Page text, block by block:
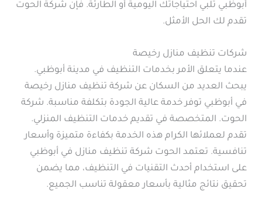
أبوظبي تلبي احتياجاتك اليومية أو الطارئة. فإن شركة الحوت
تقدم لك الحل الأمثل.
شركات تنظيف منازل رخيصة
عندما يتعلق الأمر بخدمات التنظيف في مدينة أبوظبي.
يبحث العديد من السكان عن شركة تنظيف منازل رخيصة
في أبوظبي توفر خدمة عالية الجودة بتكلفة مناسبة. شركة
الحوت. المتخصصة في تقديم خدمات التنظيف المنزلي.
تقدم لعملائها الكرام هذه الخدمة بكفاءة متميزة وأسعار
تنافسية. تعتمد الحوت شركة تنظيف منازل في أبوظبي
على استخدام أحدث التقنيات في التنظيف، مما يضمن
تحقيق نتائج مثالية بأسعار معقولة تناسب الجميع.